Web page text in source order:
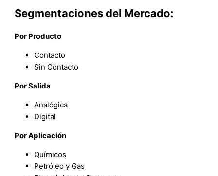
Segmentaciones del Mercado:
Por Producto
Contacto
Sin Contacto
Por Salida
Analógica
Digital
Por Aplicación
Químicos
Petróleo y Gas